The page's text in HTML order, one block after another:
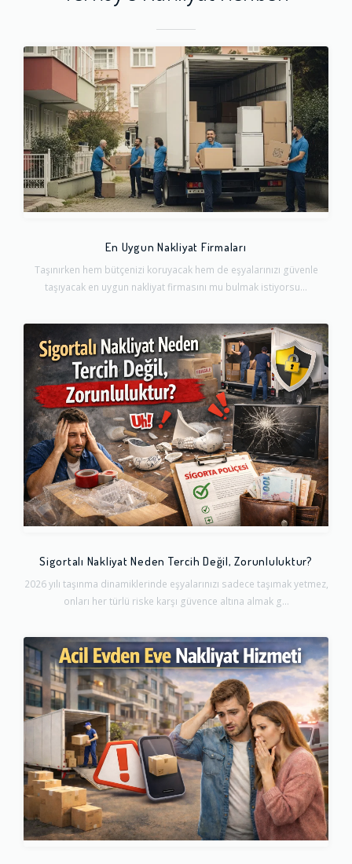
En Uygun Nakliyat Firmaları
Taşınırken hem bütçenizi koruyacak hem de eşyalarınızı güvenle
taşıyacak en uygun nakliyat firmasını mu bulmak istiyorsu...
Sigortalı Nakliyat Neden Tercih Değil, Zorunluluktur?
2026 yılı taşınma dinamiklerinde eşyalarınızı sadece taşımak yetmez,
onları her türlü riske karşı güvence altına almak g...